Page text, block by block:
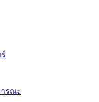
ารณะ